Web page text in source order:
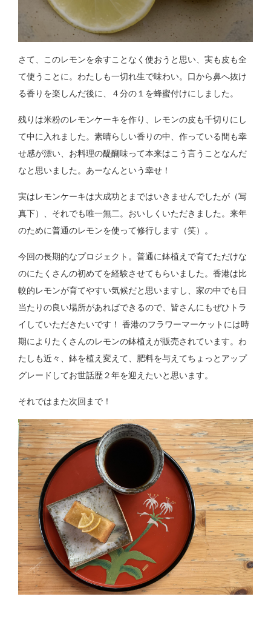
さて、このレモンを余すことなく使おうと思い、実も皮も全
て使うことに。わたしも一切れ生で味わい。口から鼻へ抜け
る香りを楽しんだ後に、４分の１を蜂蜜付けにしました。
残りは米粉のレモンケーキを作り、レモンの皮も千切りにし
て中に入れました。素晴らしい香りの中、作っている間も幸
せ感が漂い、お料理の醍醐味って本来はこう言うことなんだ
なと思いました。あーなんという幸せ！
実はレモンケーキは大成功とまではいきませんでしたが（写
真下）、それでも唯一無二。おいしくいただきました。来年
のために普通のレモンを使って修行します（笑）。
今回の長期的なプロジェクト。普通に鉢植えで育てただけな
のにたくさんの初めてを経験させてもらいました。香港は比
較的レモンが育てやすい気候だと思いますし、家の中でも日
当たりの良い場所があればできるので、皆さんにもぜひトラ
イしていただきたいです！ 香港のフラワーマーケットには時
期によりたくさんのレモンの鉢植えが販売されています。わ
たしも近々、鉢を植え変えて、肥料を与えてちょっとアップ
グレードしてお世話歴２年を迎えたいと思います。
それではまた次回まで！